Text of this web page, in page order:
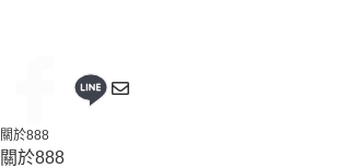
關於888
關於888